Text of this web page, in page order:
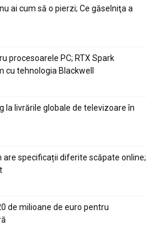
ai cum să o pierzi; Ce găselniţa a
procesoarele PC; RTX Spark
tehnologia Blackwell
la livrările globale de televizoare în
are specificații diferite scăpate online;
de milioane de euro pentru